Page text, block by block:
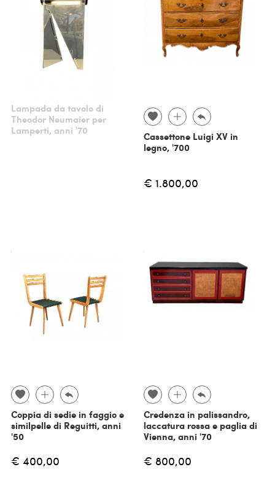
Lampada da tavolo di
Theodor Neumaier per
Lamperti, anni '70
Cassettone Luigi XV in
legno, '700
€ 1.800,00
Coppia di sedie in faggio e
similpelle di Reguitti, anni
'50
€ 400,00
Credenza in palissandro,
laccatura rossa e paglia di
Vienna, anni '70
€ 800,00